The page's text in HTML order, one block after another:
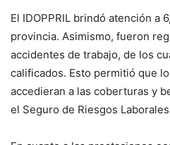
El IDOPPRIL brindó atención a
provincia. Asimismo, fueron
accidentes de trabajo, de los
calificados. Esto permitió que
accedieran a las coberturas y
el Seguro de Riesgos Laborales